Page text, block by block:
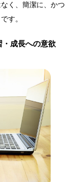
く、簡潔に、かつ
す。
・成長への意欲